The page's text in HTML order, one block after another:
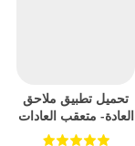
تحميل تطبيق ملاحق
العادة- متعقب العادات
مهكر للاندرويد 2024